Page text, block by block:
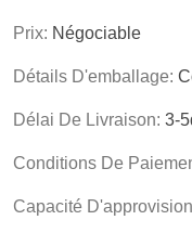
Prix: Négociable
Détails D'emballage:
Délai De Livraison: 3-
Conditions De
Capacité